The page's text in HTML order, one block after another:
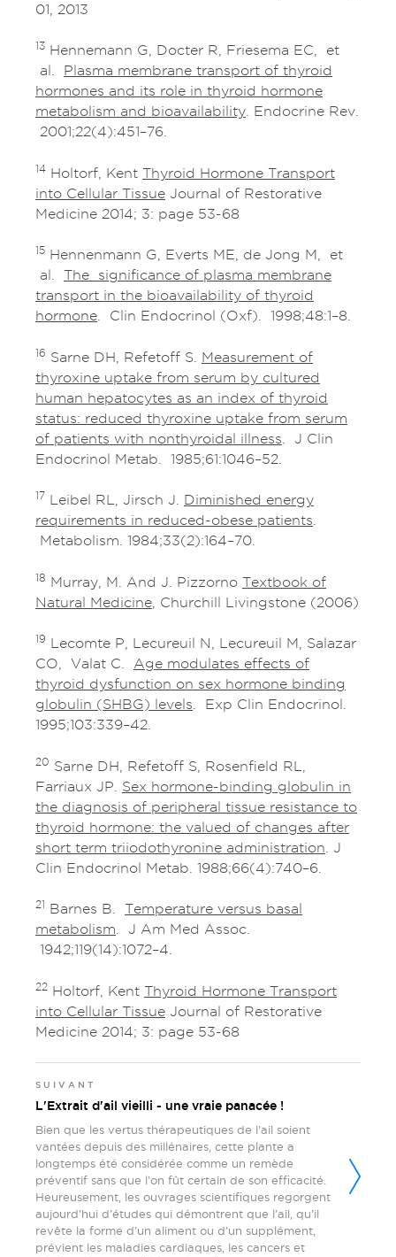
01, 2013
13 Hennemann G, Docter R, Friesema EC, et
al. Plasma membrane transport of thyroid
hormones and its role in thyroid hormone
metabolism and bioavailability . Endocrine Rev.
2001;22(4):451–76.
14 Holtorf, Kent Thyroid Hormone Transport
into Cellular Tissue Journal of Restorative
Medicine 2014; 3: page 53-68
15 Hennenmann G, Everts ME, de Jong M, et
al. The significance of plasma membrane
transport in the bioavailability of thyroid
hormone . Clin Endocrinol (Oxf). 1998;48:1–8.
16 Sarne DH, Refetoff S. Measurement of
thyroxine uptake from serum by cultured
human hepatocytes as an index of thyroid
status: reduced thyroxine uptake from serum
of patients with nonthyroidal illness . J Clin
Endocrinol Metab. 1985;61:1046–52.
17 Leibel RL, Jirsch J. Diminished energy
requirements in reduced-obese patients
Metabolism. 1984;33(2):164–70.
18 Murray, M. And J. Pizzorno Textbook of
Natural Medicine , Churchill Livingstone (2006)
19 Lecomte P, Lecureuil N, Lecureuil M, Salazar
CO, Valat C. Age modulates effects of
thyroid dysfunction on sex hormone binding
globulin (SHBG) levels . Exp Clin Endocrinol.
1995;103:339–42.
20 Sarne DH, Refetoff S, Rosenfield RL,
Farriaux JP. Sex hormone-binding globulin in
the diagnosis of peripheral tissue resistance to
thyroid hormone: the valued of changes after
short term triiodothyronine administration . J
Clin Endocrinol Metab. 1988;66(4):740–6.
21 Barnes B. Temperature versus basal
metabolism . J Am Med Assoc.
1942;119(14):1072–4.
22 Holtorf, Kent Thyroid Hormone Transport
into Cellular Tissue Journal of Restorative
Medicine 2014; 3: page 53-68
SUIVANT
L'Extrait d'ail vieilli - une vraie panacée !
Bien que les vertus thérapeutiques de l’ail soient
vantées depuis des millénaires, cette plante a
longtemps été considérée comme un remède
préventif sans que l’on fût certain de son efficacité.
Heureusement, les ouvrages scientifiques regorgent
aujourd’hui d’études qui démontrent que l’ail, qu’il
revête la forme d’un aliment ou d’un supplément,
prévient les maladies cardiaques, les cancers et